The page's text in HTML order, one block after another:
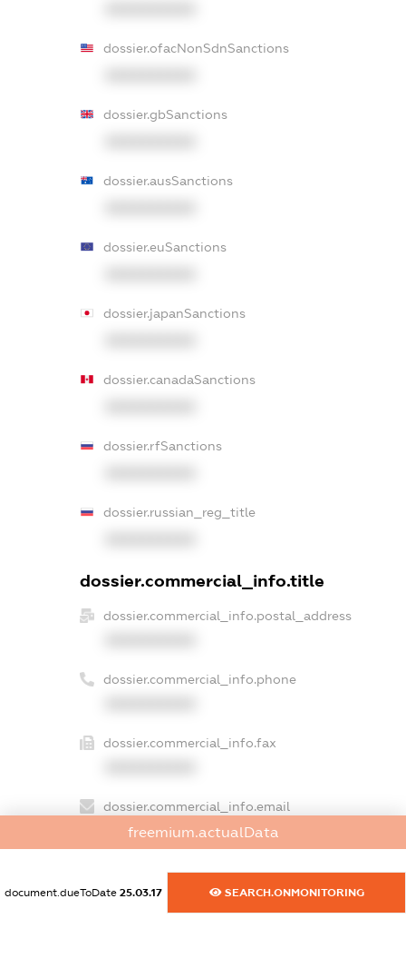
dossier.ofacNonSdnSanctions
dossier.gbSanctions
dossier.ausSanctions
dossier.euSanctions
dossier.japanSanctions
dossier.canadaSanctions
dossier.rfSanctions
dossier.russian_reg_title
dossier.commercial_info.title
dossier.commercial_info.postal_address
dossier.commercial_info.phone
dossier.commercial_info.fax
dossier.commercial_info.email
XXXXXXXXXX
dossier.commercial_info.website
XXXXXXXXXX
freemium.actualData
document.dueToDate 25.03.17 SEARCH.ONMONITORING